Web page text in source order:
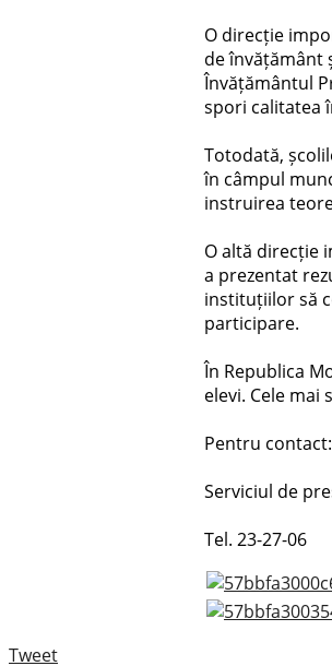
O direcție
de învățământ
Învățământul
spori calitatea
Totodată,
în câmpul
instruirea
O altă direcție
a prezentat
instituțiilor să
participare.
În Republica
elevi. Cele
Pentru contact:
Serviciul de
Tel. 23-27-06
Tweet